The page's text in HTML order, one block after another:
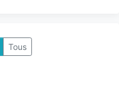
Tous